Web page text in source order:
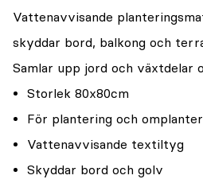
Vattenavvisande
skyddar bord, balkong och
Samlar upp jord och växtdelar
Storlek 80x80cm
För plantering och
Vattenavvisande textiltyg
Skyddar bord och golv